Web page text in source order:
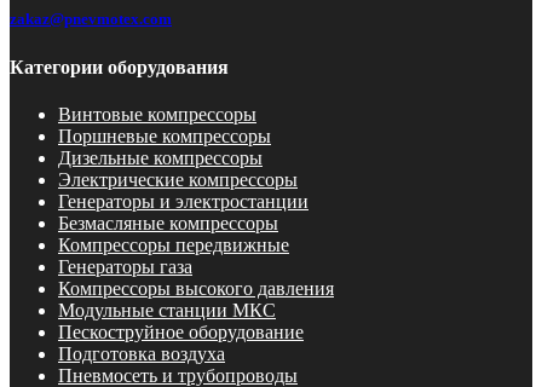
zakaz@pnevmotex.com
Категории оборудования
Винтовые компрессоры
Поршневые компрессоры
Дизельные компрессоры
Электрические компрессоры
Генераторы и электростанции
Безмасляные компрессоры
Компрессоры передвижные
Генераторы газа
Компрессоры высокого давления
Модульные станции МКС
Пескоструйное оборудование
Подготовка воздуха
Пневмосеть и трубопроводы